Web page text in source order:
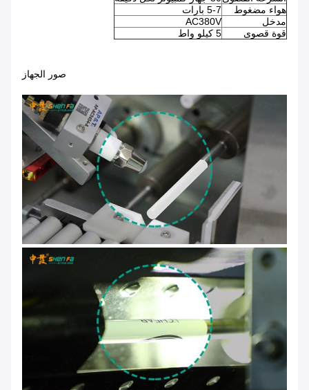
هواء مضغوط
5-7 بارات
مدخل
AC380V
قوة قصوى
5 كيلو واط
صور الجهاز